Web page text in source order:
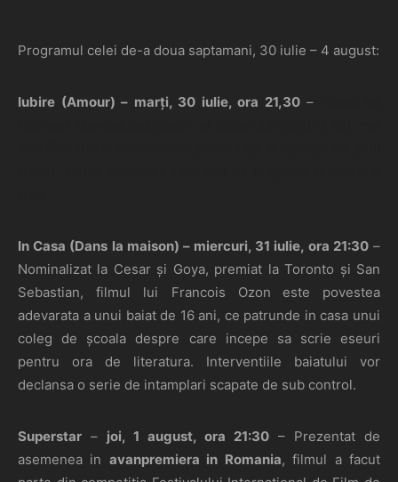
Programul celei de-a doua saptamani, 30 iulie – 4 august:
Iubire (Amour) – marți, 30 iulie, ora 21,30–
In Casa (Dans la maison) – miercuri, 31 iulie, ora 21:30–
Nominalizat la Cesar și Goya, premiat la Toronto și San
Sebastian, filmul lui Francois Ozon
este povestea
adevarata a unui baiat de 16 ani, ce patrunde in casa unui
coleg de școala despre care incepe sa scrie eseuri
pentru ora de literatura. Interventiile baiatului vor
declansa o serie de intamplari scapate de sub control.
Superstar – joi, 1 august, ora 21:30 – Prezentat de
asemenea in avanpremiera in Romania, filmul a facut